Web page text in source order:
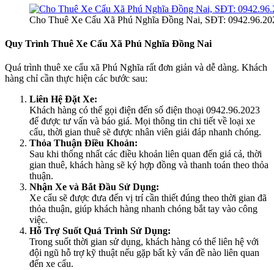
Cho Thuê Xe Cẩu Xã Phú Nghĩa Đồng Nai, SĐT:
Quy Trình Thuê Xe Cẩu Xã Phú Nghĩa Đồng Nai
Quá trình thuê xe cẩu xã Phú Nghĩa rất đơn giản và dễ dàng. Khách
hàng chỉ cần thực hiện các bước sau:
Liên Hệ Đặt Xe:
Khách hàng có thể gọi điện đến số điện thoại 0942.96.2023
để được tư vấn và báo giá. Mọi thông tin chi tiết về loại xe
cẩu, thời gian thuê sẽ được nhân viên giải đáp nhanh chóng.
Thỏa Thuận Điều Khoản:
Sau khi thống nhất các điều khoản liên quan đến giá cả, thời
gian thuê, khách hàng sẽ ký hợp đồng và thanh toán theo thỏa
thuận.
Nhận Xe và Bắt Đầu Sử Dụng:
Xe cẩu sẽ được đưa đến vị trí cần thiết đúng theo thời gian đã
thỏa thuận, giúp khách hàng nhanh chóng bắt tay vào công
việc.
Hỗ Trợ Suốt Quá Trình Sử Dụng:
Trong suốt thời gian sử dụng, khách hàng có thể liên hệ với
đội ngũ hỗ trợ kỹ thuật nếu gặp bất kỳ vấn đề nào liên quan
đến xe cẩu.